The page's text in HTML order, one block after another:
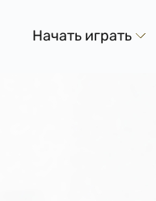
Начать играть